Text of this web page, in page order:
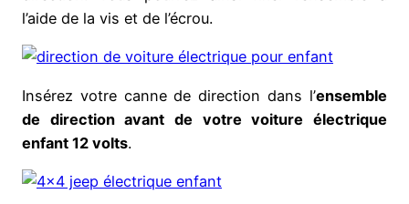
l’aide de la vis et de l’écrou.
Insérez votre canne de direction dans l’ensemble
de direction avant de votre voiture électrique
enfant 12 volts.